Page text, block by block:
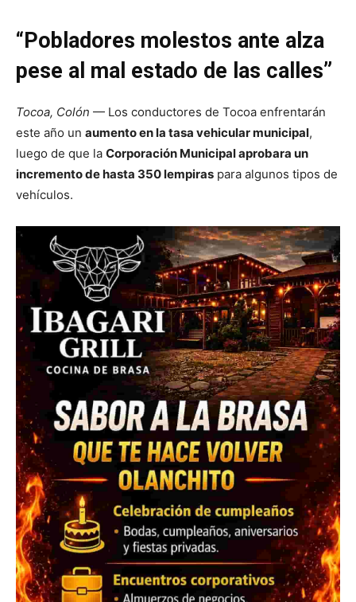
“Pobladores molestos ante alza
pese al mal estado de las calles”
Tocoa, Colón — Los conductores de Tocoa enfrentarán
este año un aumento en la tasa vehicular municipal,
luego de que la Corporación Municipal aprobara un
incremento de hasta 350 lempiras para algunos tipos de
vehículos.